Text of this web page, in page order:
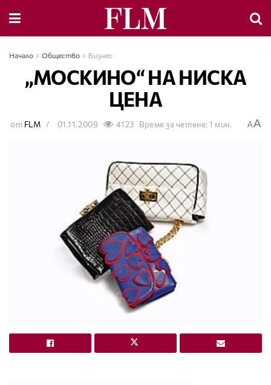
Начало Общество Бизнес
„МОСКИНО“ НА НИСКА
ЦЕНА
от FLM 01.11.2009 4123 Време за четене: 1 мин. AA